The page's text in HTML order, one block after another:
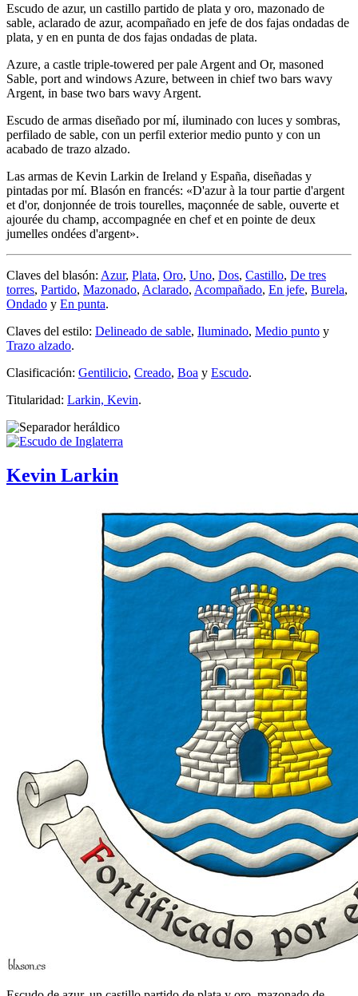
Escudo de azur, un castillo partido de plata y oro, mazonado de
sable, aclarado de azur, acompañado en jefe de dos fajas ondadas de
plata, y en en punta de dos fajas ondadas de plata.
Azure, a castle triple-towered per pale Argent and Or, masoned
Sable, port and windows Azure, between in chief two bars wavy
Argent, in base two bars wavy Argent.
Escudo de armas diseñado por mí, iluminado con luces y sombras,
perfilado de sable, con un perfil exterior medio punto y con un
acabado de trazo alzado.
Las armas de Kevin Larkin de Ireland y España, diseñadas y
pintadas por mí. Blasón en francés: «D'azur à la tour partie d'argent
et d'or, donjonnée de trois tourelles, maçonnée de sable, ouverte et
ajourée du champ, accompagnée en chef et en pointe de deux
jumelles ondées d'argent».
Claves del blasón: Azur, Plata, Oro, Uno, Dos, Castillo, De tres
torres, Partido, Mazonado, Aclarado, Acompañado, En jefe, Burela,
Ondado y En punta.
Claves del estilo: Delineado de sable, Iluminado, Medio punto y
Trazo alzado.
Clasificación: Gentilicio, Creado, Boa y Escudo.
Titularidad: Larkin, Kevin.
Kevin Larkin